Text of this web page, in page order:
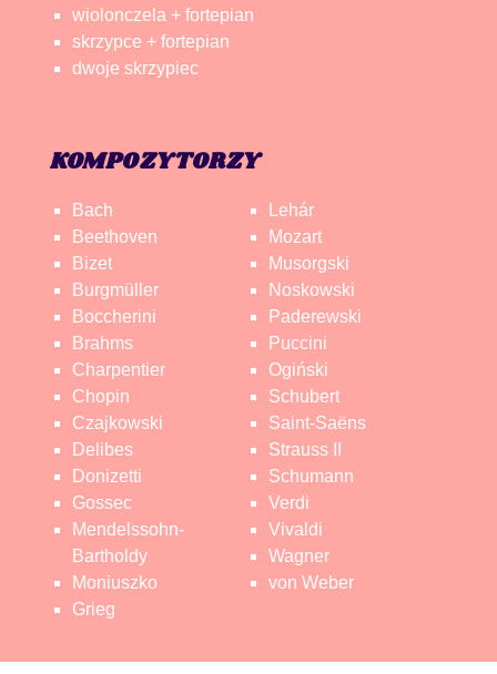
wiolonczela + fortepian
skrzypce + fortepian
dwoje skrzypiec
KOMPOZYTORZY
Bach
Beethoven
Bizet
Burgmüller
Boccherini
Brahms
Charpentier
Chopin
Czajkowski
Delibes
Donizetti
Gossec
Mendelssohn-
Bartholdy
Moniuszko
Grieg
Lehár
Mozart
Musorgski
Noskowski
Paderewski
Puccini
Ogiński
Schubert
Saint-Saëns
Strauss II
Schumann
Verdi
Vivaldi
Wagner
von Weber